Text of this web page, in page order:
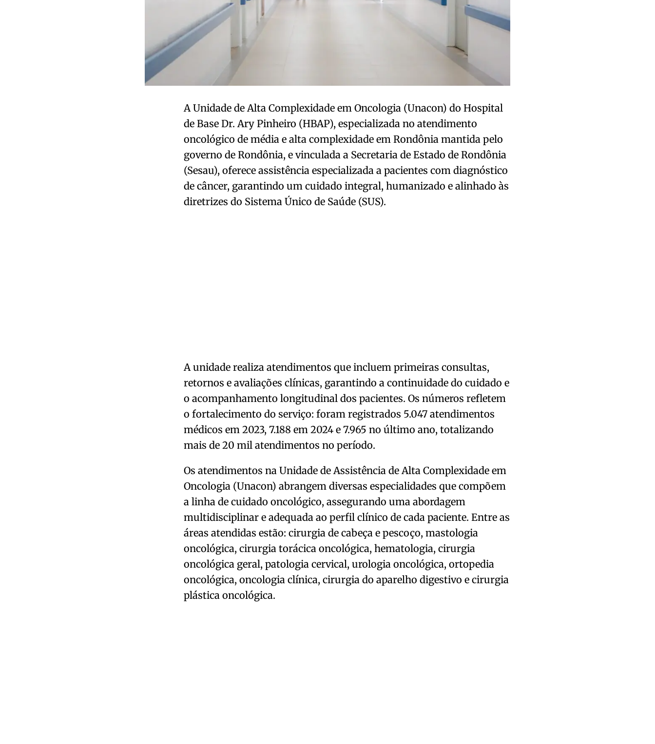
A Unidade de Alta Complexidade em Oncologia (Unacon) do Hospital
de Base Dr. Ary Pinheiro (HBAP), especializada no atendimento
oncológico de média e alta complexidade em Rondônia mantida pelo
governo de Rondônia, e vinculada a Secretaria de Estado de Rondônia
(Sesau), oferece assistência especializada a pacientes com diagnóstico
de câncer, garantindo um cuidado integral, humanizado e alinhado às
diretrizes do Sistema Único de Saúde (SUS).
A unidade realiza atendimentos que incluem primeiras consultas,
retornos e avaliações clínicas, garantindo a continuidade do cuidado e
o acompanhamento longitudinal dos pacientes. Os números refletem
o fortalecimento do serviço: foram registrados 5.047 atendimentos
médicos em 2023, 7.188 em 2024 e 7.965 no último ano, totalizando
mais de 20 mil atendimentos no período.
Os atendimentos na Unidade de Assistência de Alta Complexidade em
Oncologia (Unacon) abrangem diversas especialidades que compõem
a linha de cuidado oncológico, assegurando uma abordagem
multidisciplinar e adequada ao perfil clínico de cada paciente. Entre as
áreas atendidas estão: cirurgia de cabeça e pescoço, mastologia
oncológica, cirurgia torácica oncológica, hematologia, cirurgia
oncológica geral, patologia cervical, urologia oncológica, ortopedia
oncológica, oncologia clínica, cirurgia do aparelho digestivo e cirurgia
plástica oncológica.